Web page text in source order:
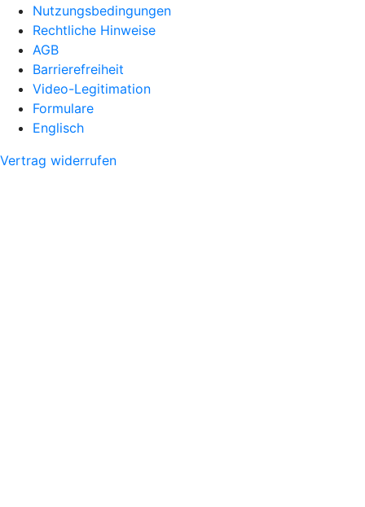
Nutzungsbedingungen
Rechtliche Hinweise
AGB
Barrierefreiheit
Video-Legitimation
Formulare
Englisch
Vertrag widerrufen